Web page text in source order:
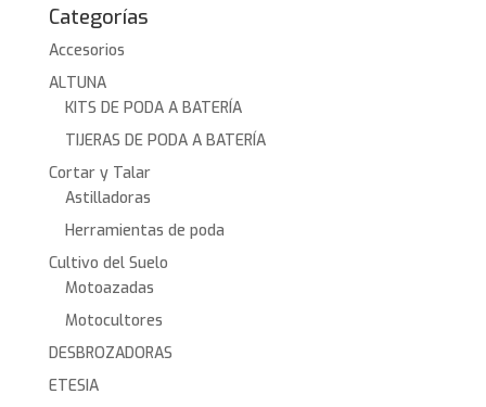
Categorías
Accesorios
ALTUNA
KITS DE PODA A BATERÍA
TIJERAS DE PODA A BATERÍA
Cortar y Talar
Astilladoras
Herramientas de poda
Cultivo del Suelo
Motoazadas
Motocultores
DESBROZADORAS
ETESIA